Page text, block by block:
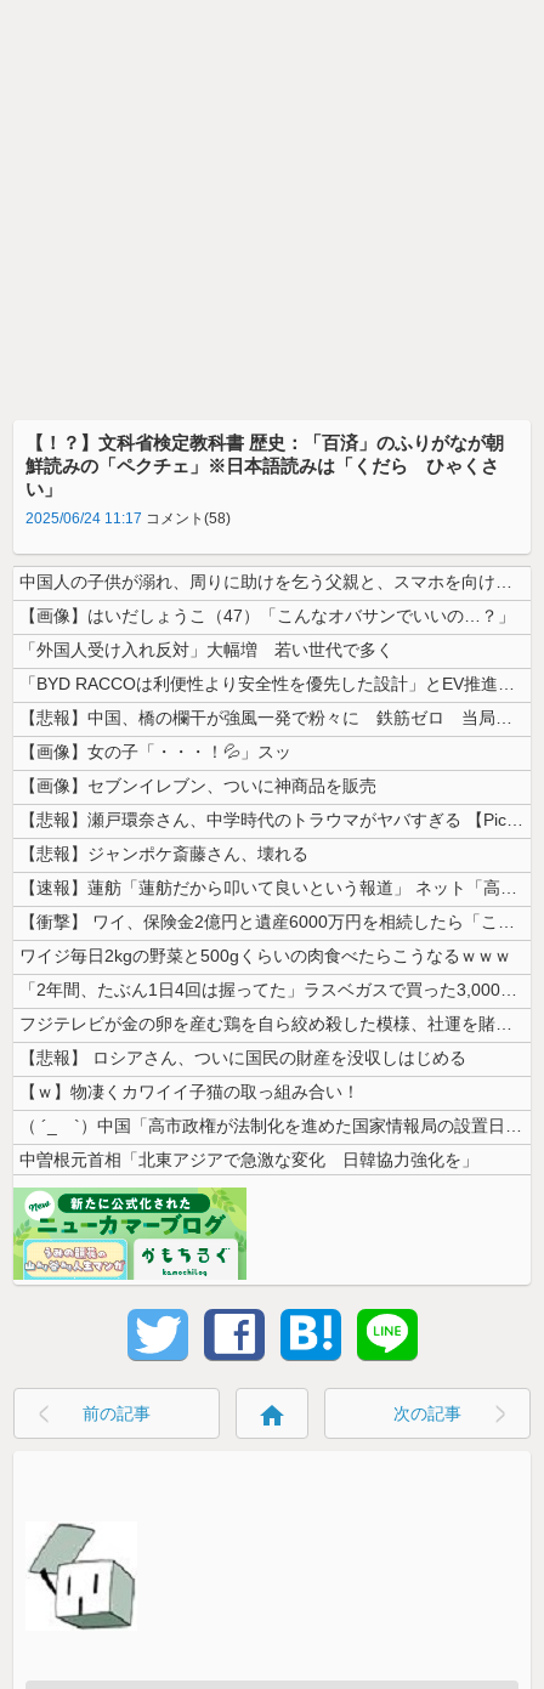
【！？】文科省検定教科書 歴史：「百済」のふりがなが朝
鮮読みの「ペクチェ」※日本語読みは「くだら ひゃくさ
い」
2025/06/24 11:17 コメント(58)
中国人の子供が溺れ、周りに助けを乞う父親と、スマホを向けてインプレ稼ぎ...
【画像】はいだしょうこ（47）「こんなオバサンでいいの…？」
「外国人受け入れ反対」大幅増 若い世代で多く
「BYD RACCOは利便性より安全性を優先した設計」とEV推進派がス...
【悲報】中国、橋の欄干が強風一発で粉々に 鉄筋ゼロ 当局「接着剤でくっ...
【画像】女の子「・・・！💦」スッ
【画像】セブンイレブン、ついに神商品を販売
【悲報】瀬戸環奈さん、中学時代のトラウマがヤバすぎる 【Pickup0...
【悲報】ジャンポケ斎藤さん、壊れる
【速報】蓮舫「蓮舫だから叩いて良いという報道」 ネット「高市だから叩い...
【衝撃】 ワイ、保険金2億円と遺産6000万円を相続したら「こう」なっ...
ワイジ毎日2kgの野菜と500gくらいの肉食べたらこうなるｗｗｗ
「2年間、たぶん1日4回は握ってた」ラスベガスで買った3,000円のキ...
フジテレビが金の卵を産む鶏を自ら絞め殺した模様、社運を賭けたドル箱コン...
【悲報】 ロシアさん、ついに国民の財産を没収しはじめる
【ｗ】物凄くカワイイ子猫の取っ組み合い！
（ ´_ゝ`）中国「高市政権が法制化を進めた国家情報局の設置日が7月3...
中曽根元首相「北東アジアで急激な変化 日韓協力強化を」
前の記事 home 次の記事